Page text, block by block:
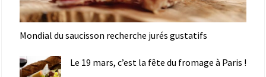
Mondial du saucisson recherche jurés gustatifs
Le 19 mars, c’est la fête du fromage à Paris !